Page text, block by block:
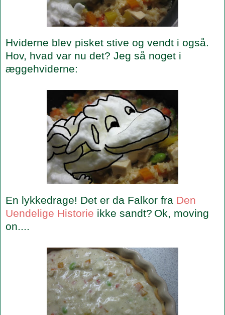
Hviderne blev pisket stive og vendt i også.
Hov, hvad var nu det? Jeg så noget i
æggehviderne:
En lykkedrage! Det er da Falkor fra Den
Uendelige Historie ikke sandt? Ok, moving
on....